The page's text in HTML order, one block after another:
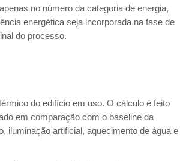
no número da categoria de energia,
energética seja incorporada na fase de
do processo.
do edifício em uso. O cálculo é feito
em comparação com o baseline da
iluminação artificial, aquecimento de água e